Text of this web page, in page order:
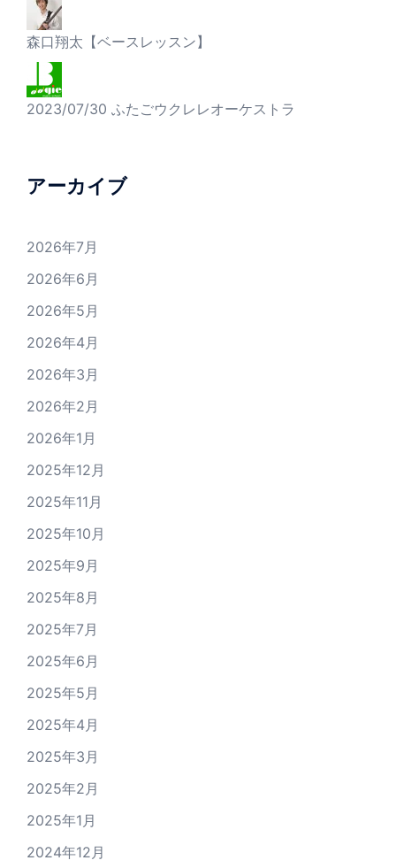
森口翔太【ベースレッスン】
2023/07/30 ふたごウクレレオーケストラ
アーカイブ
2026年7月
2026年6月
2026年5月
2026年4月
2026年3月
2026年2月
2026年1月
2025年12月
2025年11月
2025年10月
2025年9月
2025年8月
2025年7月
2025年6月
2025年5月
2025年4月
2025年3月
2025年2月
2025年1月
2024年12月